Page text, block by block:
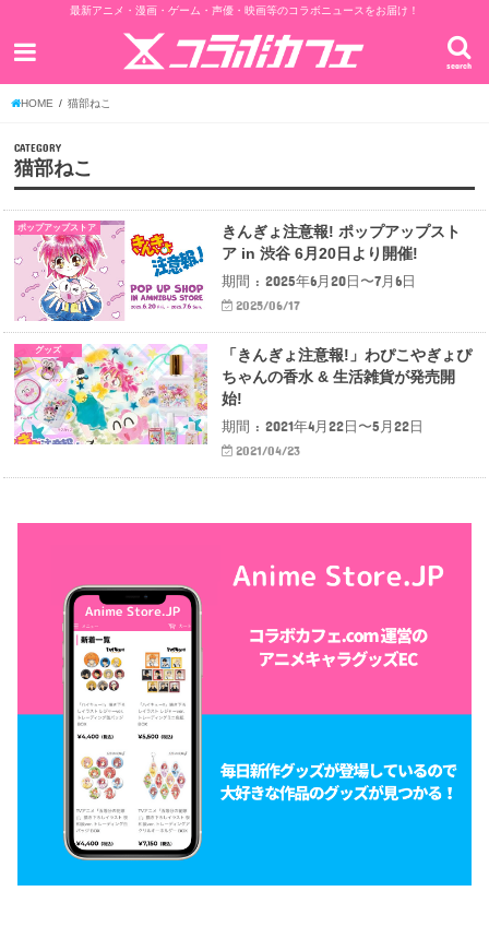
最新アニメ・漫画・ゲーム・声優・映画等のコラボニュースをお届け！
search
HOME 猫部ねこ
CATEGORY
猫部ねこ
ポップアップストア
きんぎょ注意報! ポップアップスト
ア in 渋谷 6月20日より開催!
期間 : 2025年6月20日〜7月6日
2025/06/17
グッズ
「きんぎょ注意報!」わぴこやぎょぴ
ちゃんの香水 & 生活雑貨が発売開
始!
期間 : 2021年4月22日〜5月22日
2021/04/23